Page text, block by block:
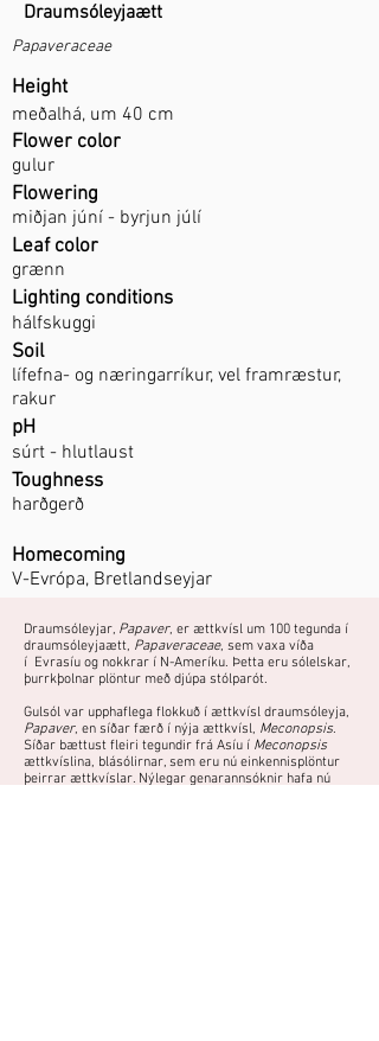
Draumsóleyjaætt
Papaveraceae
Height
meðalhá, um 40 cm
Flower color
gulur
Flowering
miðjan júní - byrjun júlí
Leaf color
grænn
Lighting conditions
hálfskuggi
Soil
lífefna- og næringarríkur, vel framræstur,
rakur
pH
súrt - hlutlaust
Toughness
harðgerð
Homecoming
V-Evrópa, Bretlandseyjar
Draumsóleyjar, Papaver, er ættkvísl um 100 tegunda í
draumsóleyjaætt, Papaveraceae, sem vaxa víða
í Evrasíu og nokkrar í N-Ameríku. Þetta eru sólelskar,
þurrkþolnar plöntur með djúpa stólparót. ​
Gulsól var upphaflega flokkuð í ættkvísl draumsóleyja,
Papaver, en síðar færð í nýja ættkvísl, Meconopsis.
Síðar bættust fleiri tegundir frá Asíu í Meconopsis
ættkvíslina, blásólirnar, sem eru nú einkennisplöntur
þeirrar ættkvíslar. Nýlegar genarannsóknir hafa nú